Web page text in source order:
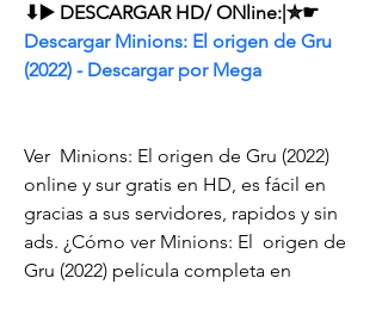
⬇▶️ DESCARGAR HD/ ONline:|✮☛
Descargar Minions: El origen de Gru
(2022) - Descargar por Mega
Ver  Minions: El origen de Gru (2022)
online y sur gratis en HD, es fácil en
gracias a sus servidores, rapidos y sin
ads. ¿Cómo ver Minions: El  origen de
Gru (2022) película completa en